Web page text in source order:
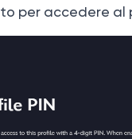
per accedere al